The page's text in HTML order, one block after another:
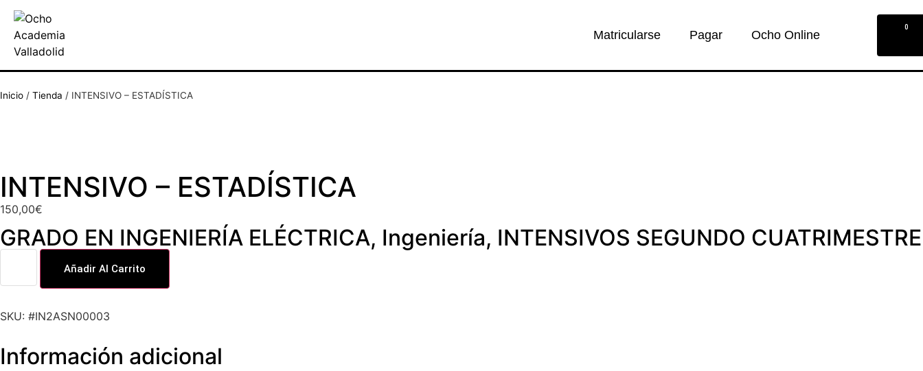
Matricularse Pagar Ocho Online
0
Inicio / Tienda / INTENSIVO – ESTADÍSTICA
INTENSIVO – ESTADÍSTICA
150,00€
GRADO EN INGENIERÍA ELÉCTRICA, Ingeniería, INTENSIVOS SEGUNDO CUATRIMESTRE
Añadir Al Carrito
SKU: #IN2ASN00003
Información adicional